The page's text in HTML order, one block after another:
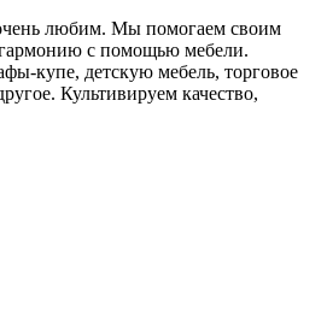
любим. Мы помогаем своим
с помощью мебели.
купе, детскую мебель, торговое
Культивируем качество,